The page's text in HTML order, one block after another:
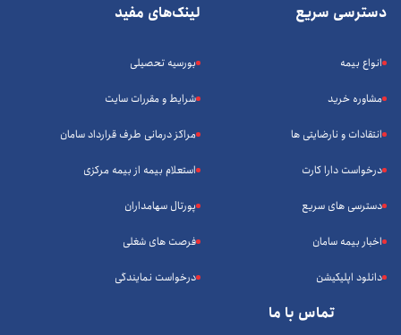
دسترسی سریع
انواع بیمه
مشاوره خرید
انتقادات و نارضایتی ها
درخواست دارا کارت
دسترسی های سریع
اخبار بیمه سامان
دانلود اپلیکیشن
لینک‌های مفید
بورسیه تحصیلی
شرایط و مقررات سایت
مراکز درمانی طرف قرارداد سامان
استعلام بیمه از بیمه مرکزی
پورتال سهامداران
فرصت های شغلی
درخواست نمایندگی
تماس با ما